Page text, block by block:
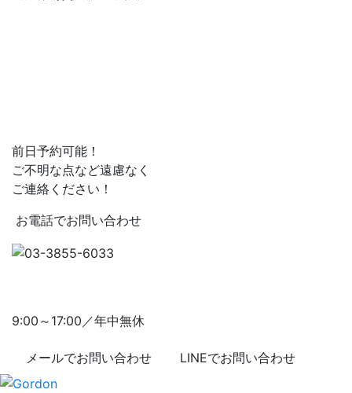
前日予約可能！
ご不明な点など遠慮なく
ご連絡ください！
お電話でお問い合わせ
9:00～17:00／年中無休
メールでお問い合わせ LINEでお問い合わせ